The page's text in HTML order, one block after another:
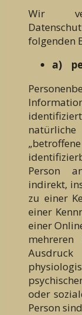
Wir
folgenden
a)
Person
indirekt,
zu einer
einer
einer
mehreren
oder
Person